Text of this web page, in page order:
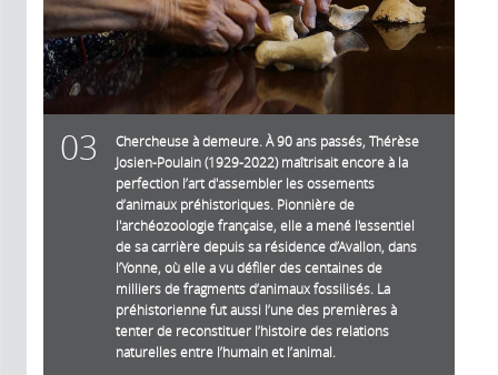
03
Chercheuse à demeure. À 90 ans passés, Thérèse
Josien-Poulain (1929-2022) maîtrisait encore à la
perfection l’art d'assembler les ossements
d’animaux préhistoriques. Pionnière de
l'archéozoologie française, elle a mené l'essentiel
de sa carrière depuis sa résidence d’Avallon, dans
l’Yonne, où elle a vu défiler des centaines de
milliers de fragments d’animaux fossilisés. La
préhistorienne fut aussi l’une des premières à
tenter de reconstituer l’histoire des relations
naturelles entre l’humain et l’animal.